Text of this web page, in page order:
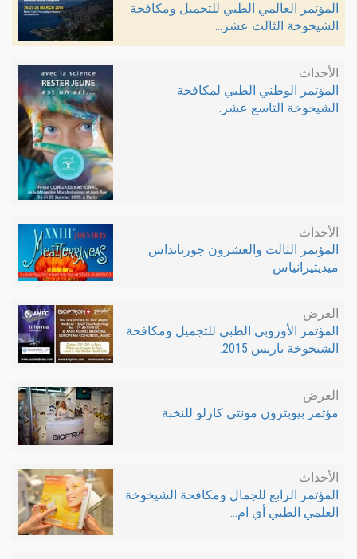
المؤتمر العالمي الطبي للتجميل ومكافحة
الشيخوخة الثالث عشر...
الأحداث
المؤتمر الوطني الطبي لمكافحة
الشيخوخة التاسع عشر.
الأحداث
المؤتمر الثالث والعشرون جورنانداس
ميديتيرانياس
العرض
المؤتمر الأوروبي الطبي للتجميل ومكافحة
الشيخوخة باريس 2015.
العرض
مؤتمر بيوبترون مونتي كارلو للنخبة
الأحداث
المؤتمر الرابع للجمال ومكافحة الشيخوخة
العلمي الطبي أي ام...